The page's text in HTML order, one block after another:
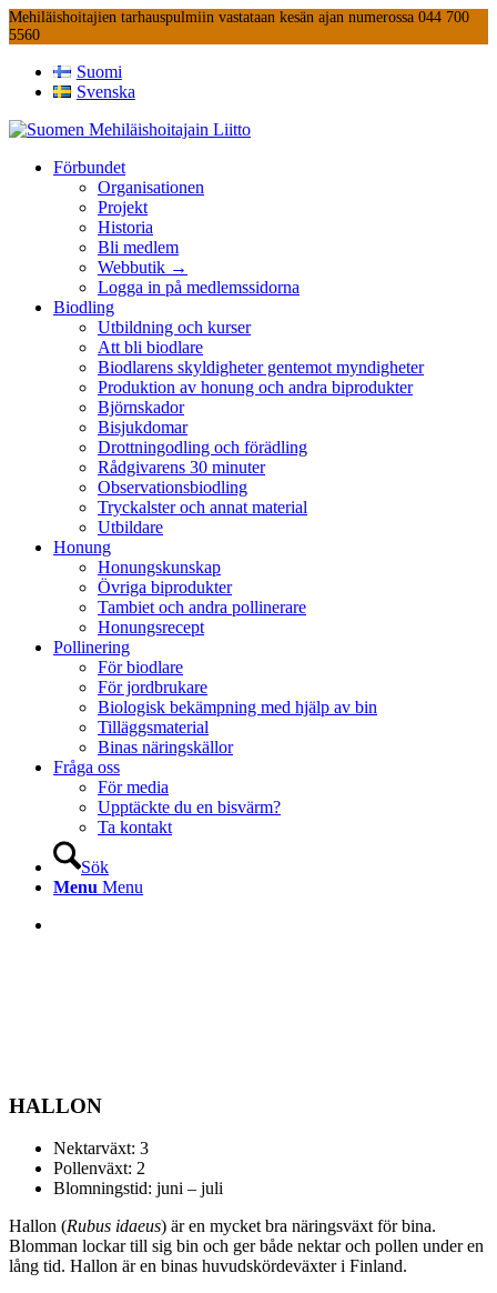
Mehiläishoitajien tarhauspulmiin vastataan kesän ajan numerossa 044 700
5560
Suomi
Svenska
Förbundet
Organisationen
Projekt
Historia
Bli medlem
Webbutik →
Logga in på medlemssidorna
Biodling
Utbildning och kurser
Att bli biodlare
Biodlarens skyldigheter gentemot myndigheter
Produktion av honung och andra biprodukter
Björnskador
Bisjukdomar
Drottningodling och förädling
Rådgivarens 30 minuter
Observationsbiodling
Tryckalster och annat material
Utbildare
Honung
Honungskunskap
Övriga biprodukter
Tambiet och andra pollinerare
Honungsrecept
Pollinering
För biodlare
För jordbrukare
Biologisk bekämpning med hjälp av bin
Tilläggsmaterial
Binas näringskällor
Fråga oss
För media
Upptäckte du en bisvärm?
Ta kontakt
Sök
Menu Menu
HALLON
Nektarväxt: 3
Pollenväxt: 2
Blomningstid: juni – juli
Hallon (Rubus idaeus) är en mycket bra näringsväxt för bina.
Blomman lockar till sig bin och ger både nektar och pollen under en
lång tid. Hallon är en binas huvudskördeväxter i Finland.